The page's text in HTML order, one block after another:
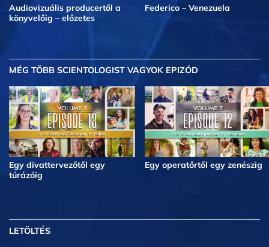
Audiovizuális producertől a
könyvelőig – előzetes
Federico – Venezuela
MÉG TÖBB SCIENTOLOGIST VAGYOK EPIZÓD
Egy divattervezőtől egy
túrázóig
Egy operatőrtől egy zenészig
LETÖLTÉS